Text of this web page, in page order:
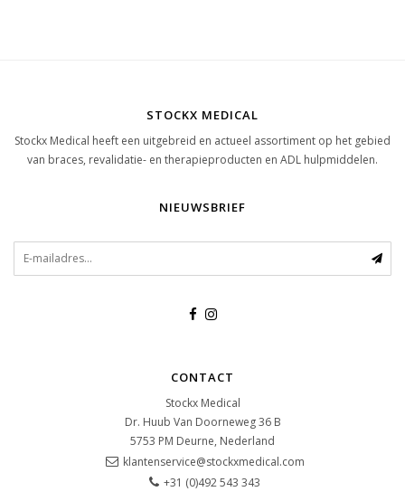
STOCKX MEDICAL
Stockx Medical heeft een uitgebreid en actueel assortiment op het gebied
van braces, revalidatie- en therapieproducten en ADL hulpmiddelen.
NIEUWSBRIEF
CONTACT
Stockx Medical
Dr. Huub Van Doorneweg 36 B
5753 PM Deurne, Nederland
klantenservice@stockxmedical.com
+31 (0)492 543 343